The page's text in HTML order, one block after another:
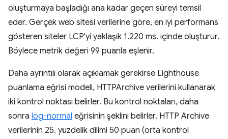
oluşturmaya başladığı ana kadar geçen süreyi temsil
eder. Gerçek web sitesi verilerine göre, en iyi performans
gösteren siteler LCP'yi yaklaşık 1.220 ms. içinde oluşturur.
Böylece metrik değeri 99 puanla eşlenir.
Daha ayrıntılı olarak açıklamak gerekirse Lighthouse
puanlama eğrisi modeli, HTTPArchive verilerini kullanarak
iki kontrol noktası belirler. Bu kontrol noktaları, daha
sonra log-normal eğrisinin şeklini belirler. HTTP Archive
verilerinin 25. yüzdelik dilimi 50 puan (orta kontrol